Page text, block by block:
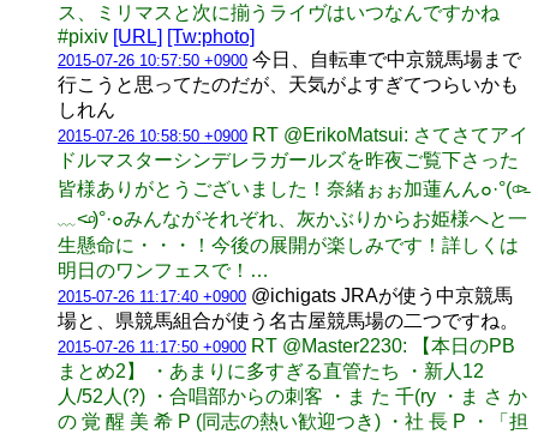
ス、ミリマスと次に揃うライヴはいつなんですかね
#pixiv [URL] [Tw:photo]
2015-07-26 10:57:50 +0900 今日、自転車で中京競馬場まで
行こうと思ってたのだが、天気がよすぎてつらいかも
しれん
2015-07-26 10:58:50 +0900 RT @ErikoMatsui: さてさてアイ
ドルマスターシンデレラガールズを昨夜ご覧下さった
皆様ありがとうございました！奈緒ぉぉ加蓮んん๐·°(৹˃̵
﹏˂̵৹)°·๐みんながそれぞれ、灰かぶりからお姫様へと一
生懸命に・・・！今後の展開が楽しみです！詳しくは
明日のワンフェスで！…
2015-07-26 11:17:40 +0900 @ichigats JRAが使う中京競馬
場と、県競馬組合が使う名古屋競馬場の二つですね。
2015-07-26 11:17:50 +0900 RT @Master2230: 【本日のPB
まとめ2】 ・あまりに多すぎる直管たち ・新人12
人/52人(?) ・合唱部からの刺客 ・ま た 千(ry ・ま さ か
の 覚 醒 美 希 P (同志の熱い歓迎つき) ・社 長 P ・「担